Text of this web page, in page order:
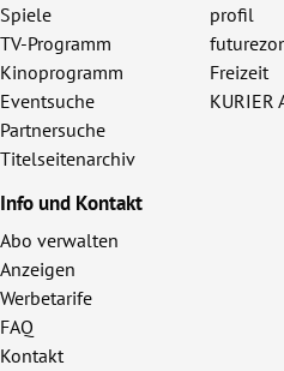
Spiele
TV-Programm
Kinoprogramm
Eventsuche
Partnersuche
Titelseitenarchiv
profil
Freizeit
KURIER
Info und Kontakt
Abo verwalten
Anzeigen
Werbetarife
FAQ
Kontakt